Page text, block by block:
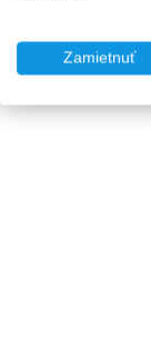
Zamietnuť